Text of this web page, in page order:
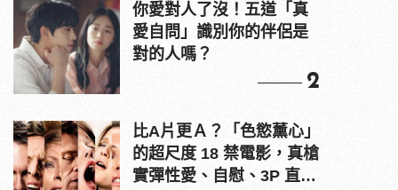
你愛對人了沒！五道「真
愛自問」識別你的伴侶是
對的人嗎？
2
比A片更Ａ？「色慾薰心」
的超尺度 18 禁電影，真槍
實彈性愛、自慰、3P 直接